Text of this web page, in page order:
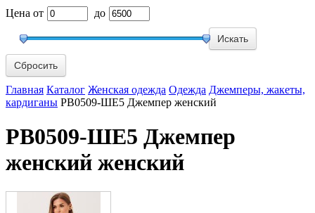
Цена от до
Сбросить
Главная Каталог Женская одежда Одежда Джемперы, жакеты,
кардиганы РВ0509-ШЕ5 Джемпер женский
РВ0509-ШЕ5 Джемпер
женский женский